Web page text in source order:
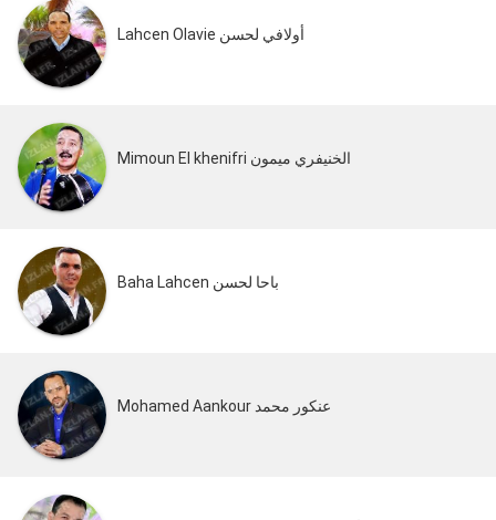
Lahcen Olavie أولافي لحسن
Mimoun El khenifri الخنيفري ميمون
Baha Lahcen باحا لحسن
Mohamed Aankour عنكور محمد